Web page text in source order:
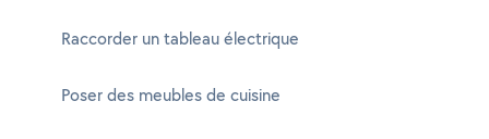
Raccorder un tableau électrique
Poser des meubles de cuisine